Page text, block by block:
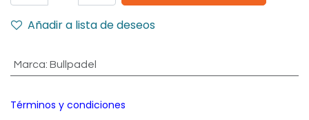
Añadir a lista de deseos
Marca: Bullpadel
Términos y condiciones